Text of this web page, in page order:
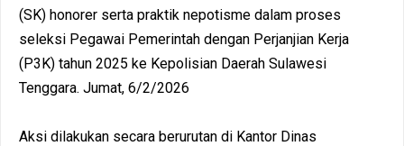
(SK) honorer serta praktik nepotisme dalam proses
seleksi Pegawai Pemerintah dengan Perjanjian Kerja
(P3K) tahun 2025 ke Kepolisian Daerah Sulawesi
Tenggara. Jumat, 6/2/2026
Aksi dilakukan secara berurutan di Kantor Dinas